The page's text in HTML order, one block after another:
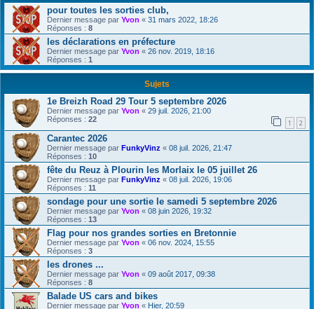
pour toutes les sorties club,
Dernier message par Yvon « 31 mars 2022, 18:26
Réponses : 8
les déclarations en préfecture
Dernier message par Yvon « 26 nov. 2019, 18:16
Réponses : 1
Sujets
1e Breizh Road 29 Tour 5 septembre 2026
Dernier message par Yvon « 29 juil. 2026, 21:00
Réponses : 22 1 2
Carantec 2026
Dernier message par FunkyVinz « 08 juil. 2026, 21:47
Réponses : 10
fête du Reuz à Plourin les Morlaix le 05 juillet 26
Dernier message par FunkyVinz « 08 juil. 2026, 19:06
Réponses : 11
sondage pour une sortie le samedi 5 septembre 2026
Dernier message par Yvon « 08 juin 2026, 19:32
Réponses : 13
Flag pour nos grandes sorties en Bretonnie
Dernier message par Yvon « 06 nov. 2024, 15:55
Réponses : 3
les drones ...
Dernier message par Yvon « 09 août 2017, 09:38
Réponses : 8
Balade US cars and bikes
Dernier message par Yvon « Hier, 20:59